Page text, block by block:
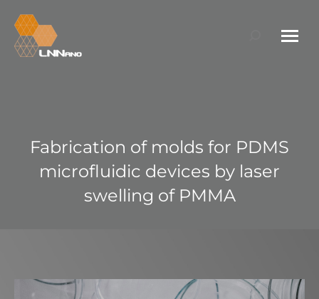
Search:
Fabrication of molds for PDMS
microfluidic devices by laser
swelling of PMMA